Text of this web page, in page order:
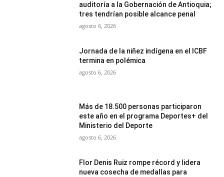
auditoría a la Gobernación de Antioquia;
tres tendrían posible alcance penal
agosto 6, 2026
Jornada de la niñez indígena en el ICBF
termina en polémica
agosto 6, 2026
Más de 18.500 personas participaron
este año en el programa Deportes+ del
Ministerio del Deporte
agosto 6, 2026
Flor Denis Ruiz rompe récord y lidera
nueva cosecha de medallas para